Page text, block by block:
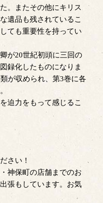
。またその他にキリス
遺品も残されているこ
ても重要性を持ってい
が20世紀初頭に三回の
録化したものになりま
が収められ、第3巻に各
迫力をもって感じるこ
さい！
神保町の店舗までのお
張もしています。お気